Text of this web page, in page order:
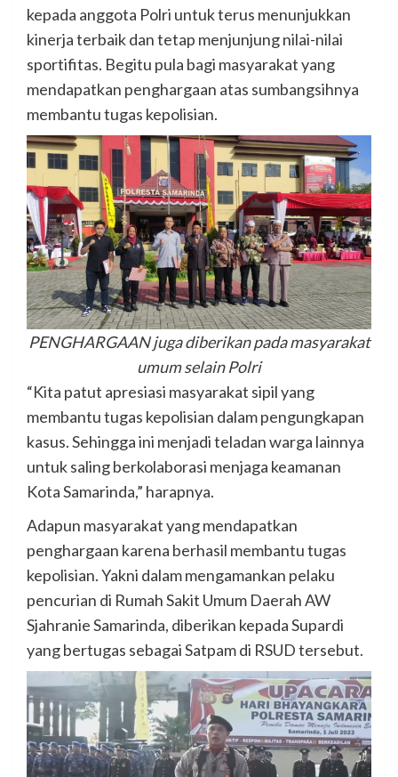
kepada anggota Polri untuk terus menunjukkan
kinerja terbaik dan tetap menjunjung nilai-nilai
sportifitas. Begitu pula bagi masyarakat yang
mendapatkan penghargaan atas sumbangsihnya
membantu tugas kepolisian.
PENGHARGAAN juga diberikan pada masyarakat
umum selain Polri
“Kita patut apresiasi masyarakat sipil yang
membantu tugas kepolisian dalam pengungkapan
kasus. Sehingga ini menjadi teladan warga lainnya
untuk saling berkolaborasi menjaga keamanan
Kota Samarinda,” harapnya.
Adapun masyarakat yang mendapatkan
penghargaan karena berhasil membantu tugas
kepolisian. Yakni dalam mengamankan pelaku
pencurian di Rumah Sakit Umum Daerah AW
Sjahranie Samarinda, diberikan kepada Supardi
yang bertugas sebagai Satpam di RSUD tersebut.